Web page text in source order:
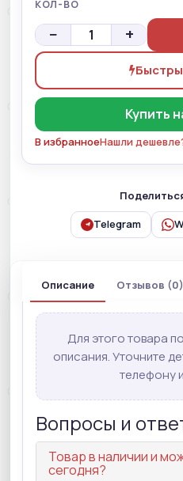
КОЛ-ВО
− +
Купить
В избранноеНашли
Telegram
Описание Отзывов (0)
Для этого товара
описания. Уточните
телефону
Вопросы и
Товар в наличии и
сегодня?